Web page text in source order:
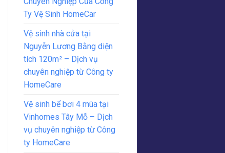
Ty Vệ Sinh HomeCar
Vệ sinh nhà cửa tại
Nguyễn Lương Bằng diện
tích 120m² – Dịch vụ
chuyên nghiệp từ Công ty
HomeCare
Vệ sinh bể bơi 4 mùa tại
Vinhomes Tây Mỗ – Dịch
vụ chuyên nghiệp từ Công
ty HomeCare